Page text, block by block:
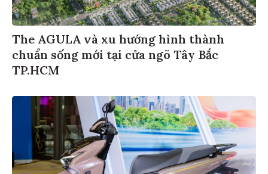
The AGULA và xu hướng hình thành
chuẩn sống mới tại cửa ngõ Tây Bắc
TP.HCM